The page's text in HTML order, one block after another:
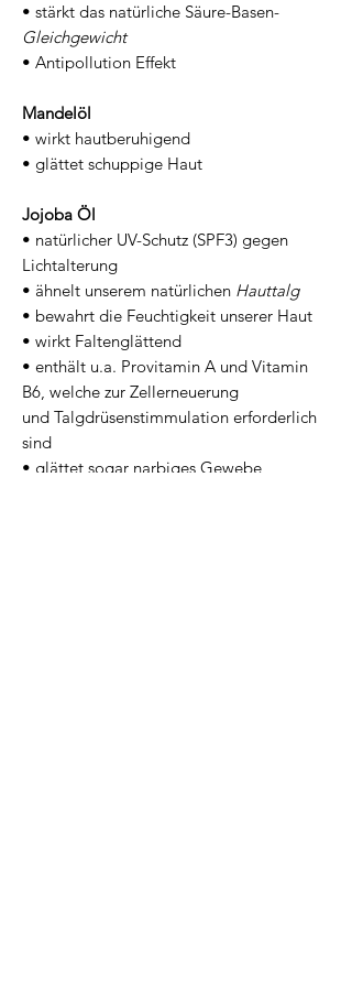
• stärkt das natürliche Säure-Basen-
Gleichgewicht
• Antipollution Effekt
Mandelöl
• wirkt hautberuhigend
• glättet schuppige Haut
Jojoba Öl
• natürlicher UV-Schutz (SPF3) gegen
Lichtalterung
• ähnelt unserem natürlichen Hauttalg
• bewahrt die Feuchtigkeit unserer Haut
• wirkt Faltenglättend
• enthält u.a. Provitamin A und Vitamin
B6, welche zur Zellerneuerung
und Talgdrüsenstimmulation erforderlich
sind
• glättet sogar narbiges Gewebe